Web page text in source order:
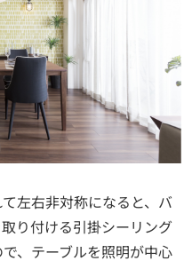
左右非対称になると、バ
り付ける引掛シーリング
、テーブルを照明が中心